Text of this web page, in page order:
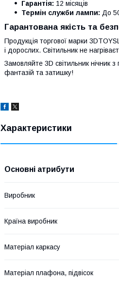
Гарантія: 12 місяців
Термін служби лампи: До
Гарантована якість та
Продукція торгової марки
і дорослих. Світильник не
Замовляйте 3D світильник нічник
фантазій та затишку!
Характеристики
Основні атрибути
Виробник
Країна виробник
Матеріал каркасу
Матеріал плафона, підвісок